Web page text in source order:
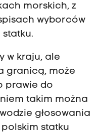
morskich, z
wyborców
statku.
w kraju, ale
granicą, może
prawie do
takim można
głosowania
statku